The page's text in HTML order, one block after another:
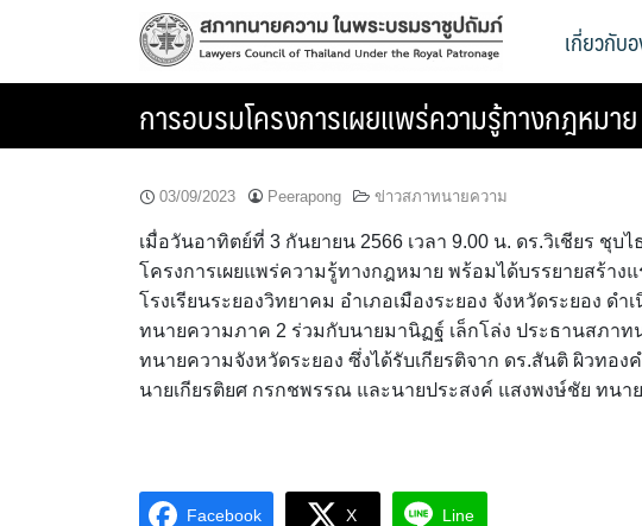
เกี่ยวกับ
การอบรมโครงการเผยแพร่ความรู้ทางกฎหมา
03/09/2023 Peerapong ข่าวสภาทนายความ
เมื่อวันอาทิตย์ที่ 3 กันยายน 2566 เวลา 9.00 น. ดร.วิเชียร ชุบ
โครงการเผยแพร่ความรู้ทางกฎหมาย พร้อมได้บรรยายสร้าง
โรงเรียนระยองวิทยาคม อำเภอเมืองระยอง จังหวัดระยอง
ทนายความภาค 2 ร่วมกับนายมานิฏฐ์ เล็กโล่ง ประธานสภา
ทนายความจังหวัดระยอง ซึ่งได้รับเกียรติจาก ดร.สันติ ผิวทอ
นายเกียรติยศ กรกชพรรณ และนายประสงค์ แสงพงษ์ชัย ทนา
Facebook X Line